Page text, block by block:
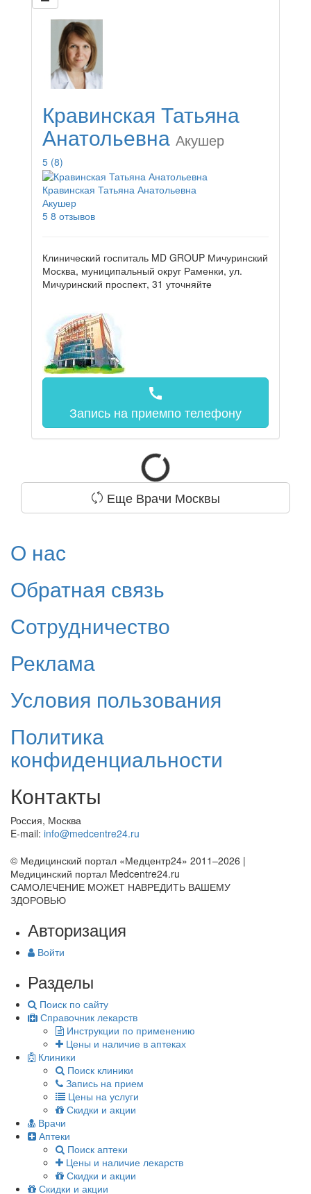
Кравинская Татьяна
Анатольевна Акушер
5 (8)
Кравинская Татьяна Анатольевна
Акушер
5 8 отзывов
Клинический госпиталь MD GROUP Мичуринский
Москва, муниципальный округ Раменки, ул.
Мичуринский проспект, 31 уточняйте
call
Запись на приемпо телефону
Еще Врачи Москвы
О нас
Обратная связь
Сотрудничество
Реклама
Условия пользования
Политика
конфиденциальности
Контакты
Россия, Москва
E-mail: info@medcentre24.ru
© Медицинский портал «Медцентр24» 2011–2026 |
Медицинский портал Medcentre24.ru
САМОЛЕЧЕНИЕ МОЖЕТ НАВРЕДИТЬ ВАШЕМУ
ЗДОРОВЬЮ
Авторизация
Войти
Разделы
Поиск по сайту
Справочник лекарств
Инструкции по применению
Цены и наличие в аптеках
Клиники
Поиск клиники
Запись на прием
Цены на услуги
Скидки и акции
Врачи
Аптеки
Поиск аптеки
Цены и наличие лекарств
Скидки и акции
Скидки и акции